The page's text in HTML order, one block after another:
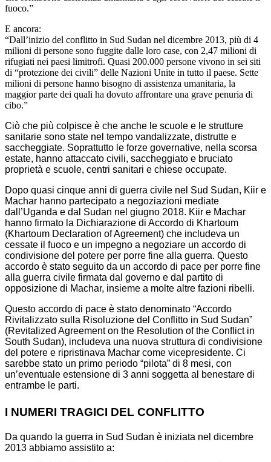
fuoco.”
E ancora:
“Dall’inizio del conflitto in Sud Sudan nel dicembre 2013, più di 4
milioni di persone sono fuggite dalle loro case, con 2,47 milioni di
rifugiati nei paesi limitrofi. Quasi 200.000 persone vivono in sei siti
di “protezione dei civili” delle Nazioni Unite in tutto il paese. Sette
milioni di persone hanno bisogno di assistenza umanitaria, la
maggior parte dei quali ha dovuto affrontare una grave penuria di
cibo.”
Ciò che più colpisce è che anche le scuole e le strutture
sanitarie sono state nel tempo vandalizzate, distrutte e
saccheggiate. Soprattutto le forze governative, nella scorsa
estate, hanno attaccato civili, saccheggiato e bruciato
proprietà e scuole, centri sanitari e chiese occupate.
Dopo quasi cinque anni di guerra civile nel Sud Sudan, Kiir e
Machar hanno partecipato a negoziazioni mediate
dall’Uganda e dal Sudan nel giugno 2018. Kiir e Machar
hanno firmato la Dichiarazione di Accordo di Khartoum
(Khartoum Declaration of Agreement) che includeva un
cessate il fuoco e un impegno a negoziare un accordo di
condivisione del potere per porre fine alla guerra. Questo
accordo è stato seguito da un accordo di pace per porre fine
alla guerra civile firmata dal governo e dal partito di
opposizione di Machar, insieme a molte altre fazioni ribelli.
Questo accordo di pace è stato denominato “Accordo
Rivitalizzato sulla Risoluzione del Conflitto in Sud Sudan”
(Revitalized Agreement on the Resolution of the Conflict in
South Sudan), includeva una nuova struttura di condivisione
del potere e ripristinava Machar come vicepresidente. Ci
sarebbe stato un primo periodo “pilota” di 8 mesi, con
un’eventuale estensione di 3 anni soggetta al benestare di
entrambe le parti.
I NUMERI TRAGICI DEL CONFLITTO
Da quando la guerra in Sud Sudan è iniziata nel dicembre
2013 abbiamo assistito a: